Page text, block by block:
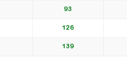
93
126
139